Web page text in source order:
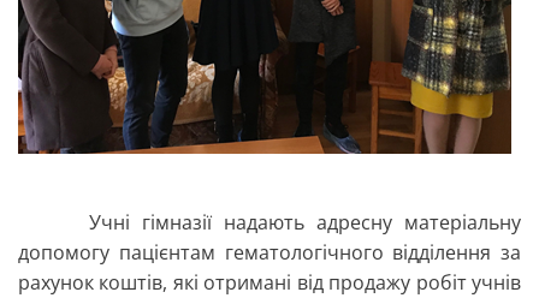
Учні гімназії надають адресну матеріальну
допомогу пацієнтам гематологічного відділення за
рахунок коштів, які отримані від продажу робіт учнів